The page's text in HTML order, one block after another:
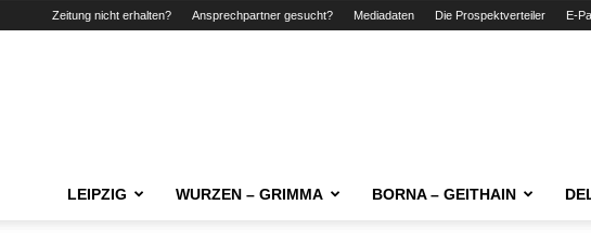
Zeitung nicht erhalten? Ansprechpartner gesucht? Mediadaten Die Prospektverteiler E-
LEIPZIG WURZEN – GRIMMA BORNA – GEITHAIN